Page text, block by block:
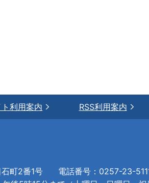
利用案内 RSS利用案内
町2番1号 電話番号：0257-23-